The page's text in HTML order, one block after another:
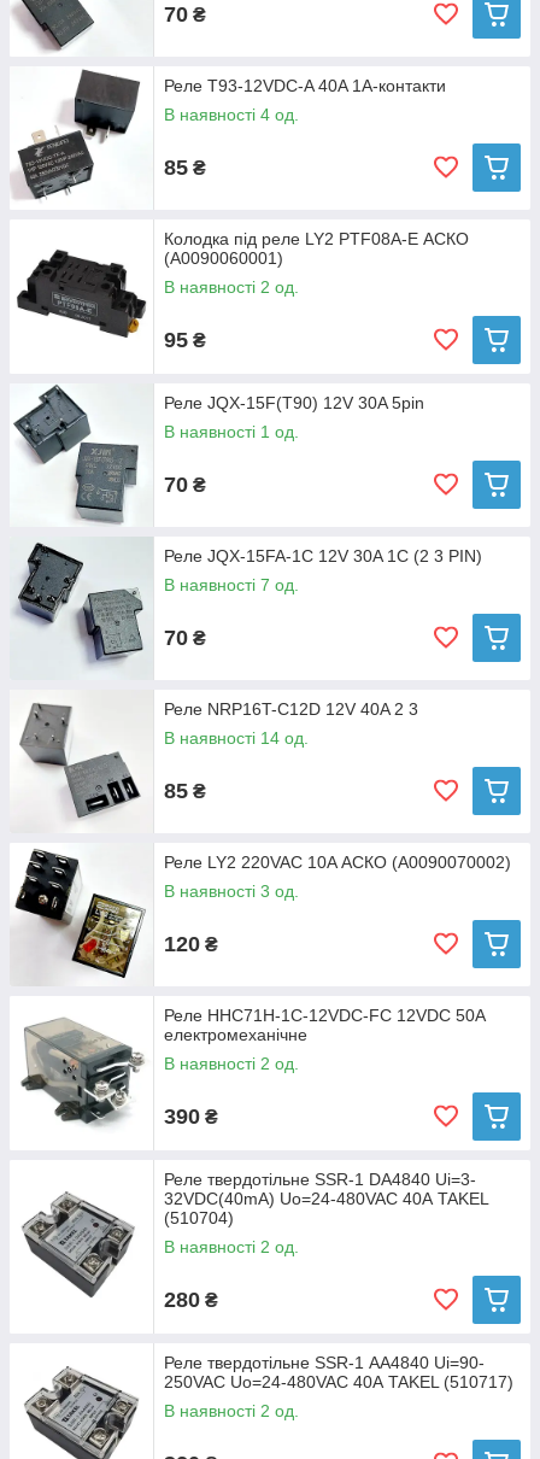
70 ₴
Реле T93-12VDC-A 40A 1A-контакти
В наявності 4 од.
85 ₴
Колодка під реле LY2 PTF08A-E АСКО
(A0090060001)
В наявності 2 од.
95 ₴
Реле JQX-15F(T90) 12V 30A 5pin
В наявності 1 од.
70 ₴
Реле JQX-15FA-1C 12V 30A 1C (2 3 PIN)
В наявності 7 од.
70 ₴
Реле NRP16T-C12D 12V 40A 2 3
В наявності 14 од.
85 ₴
Реле LY2 220VAC 10A АСКО (A0090070002)
В наявності 3 од.
120 ₴
Реле HHC71H-1C-12VDC-FC 12VDC 50А
електромеханічне
В наявності 2 од.
390 ₴
Реле твердотільне SSR-1 DA4840 Ui=3-
32VDC(40mA) Uo=24-480VAC 40А TAKEL
(510704)
В наявності 2 од.
280 ₴
Реле твердотільне SSR-1 АA4840 Ui=90-
250VAC Uo=24-480VAC 40А TAKEL (510717)
В наявності 2 од.